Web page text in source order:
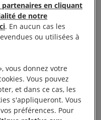
être confrontés en
formation sont de
partenaires en cliquant
de notre
. En aucun cas les
ou utilisées à
vous donnez votre
Vous pouvez
et dans ce cas, les
s'appliqueront. Vous
préférences. Pour